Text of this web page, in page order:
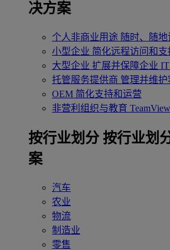
决方案
个人非商业用途 随时、随
小型企业 简化远程访问和支
大型企业 扩展并保障企业
托管服务提供商 管理并维
OEM 简化支持和运营
非营利组织与教育
‌按行业划分 按行业划
案
汽车
农业
物流
制造业
零售